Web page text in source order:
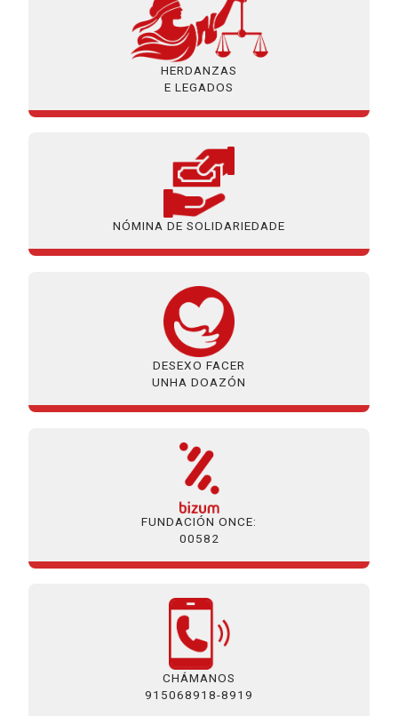
HERDANZAS
E LEGADOS
NÓMINA DE SOLIDARIEDADE
DESEXO FACER
UNHA DOAZÓN
FUNDACIÓN ONCE:
00582
CHÁMANOS
915068918-8919